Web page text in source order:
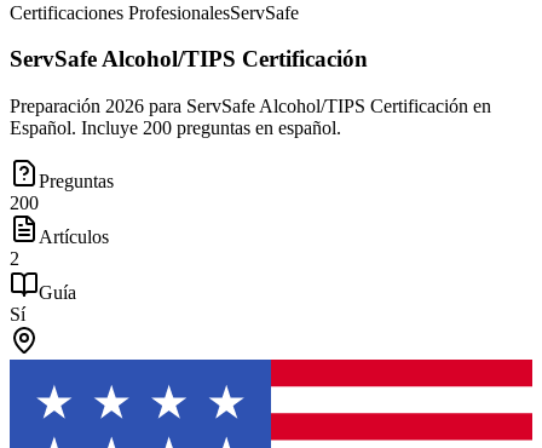
Certificaciones ProfesionalesServSafe
ServSafe Alcohol/TIPS Certificación
Preparación 2026 para ServSafe Alcohol/TIPS Certificación en
Español. Incluye 200 preguntas en español.
Preguntas
200
Artículos
2
Guía
Sí